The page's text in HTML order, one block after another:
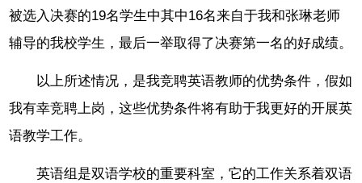
被选入决赛的19名学生中其中16名来自于我和张琳老师
辅导的我校学生，最后一举取得了决赛第一名的好成绩。
以上所述情况，是我竞聘英语教师的优势条件，假如
我有幸竞聘上岗，这些优势条件将有助于我更好的开展英
语教学工作。
英语组是双语学校的重要科室，它的工作关系着双语